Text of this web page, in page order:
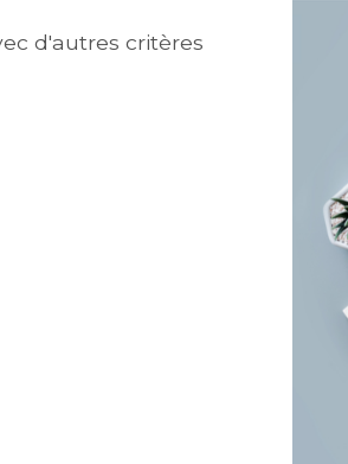
d'autres critères